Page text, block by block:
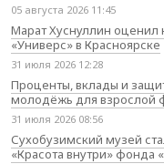
05 августа 2026 11:45
Марат Хуснуллин
«Универс» в Красноярске
31 июля 2026 12:28
Проценты, вклады и
молодёжь для взрослой
31 июля 2026 08:56
Сухобузимский музей
«Красота внутри» фонда